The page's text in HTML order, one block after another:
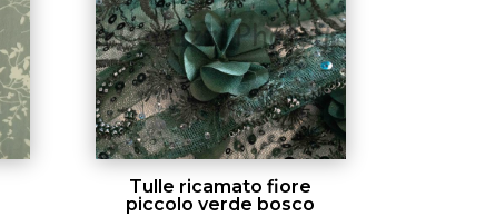
Tulle ricamato fiore
piccolo verde bosco